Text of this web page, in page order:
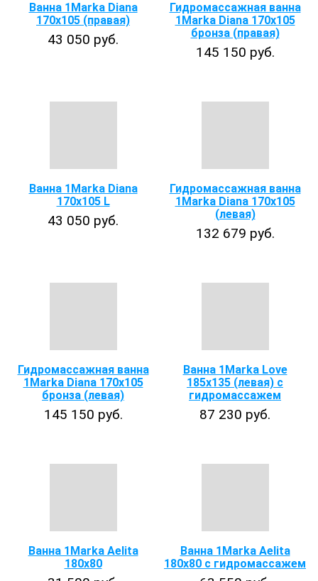
Ванна 1Marka Diana
170х105 (правая)
43 050 руб.
Гидромассажная ванна
1Marka Diana 170х105
бронза (правая)
145 150 руб.
Ванна 1Marka Diana
170x105 L
43 050 руб.
Гидромассажная ванна
1Marka Diana 170х105
(левая)
132 679 руб.
Гидромассажная ванна
1Marka Diana 170х105
бронза (левая)
145 150 руб.
Ванна 1Marka Love
185х135 (левая) с
гидромассажем
87 230 руб.
Ванна 1Marka Aelita
180x80
Ванна 1Marka Aelita
180х80 с гидромассажем